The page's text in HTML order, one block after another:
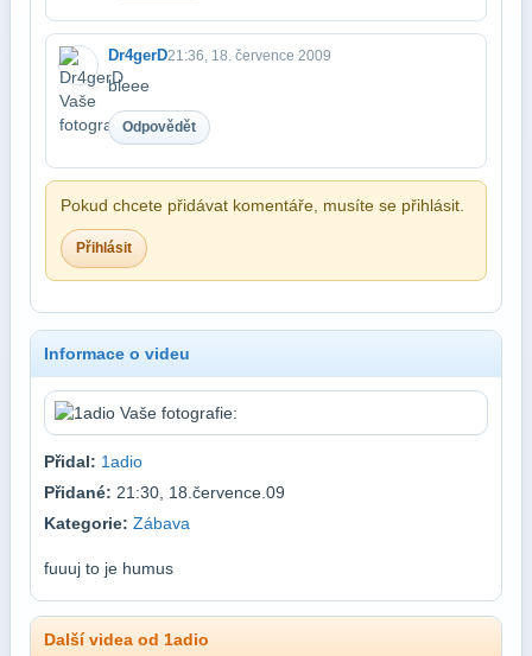
Dr4gerD21:36, 18. července 2009
bleee
Odpovědět
Pokud chcete přidávat komentáře, musíte se přihlásit.
Přihlásit
Informace o videu
Přidal: 1adio
Přidané: 21:30, 18.července.09
Kategorie: Zábava
fuuuj to je humus
Další videa od 1adio